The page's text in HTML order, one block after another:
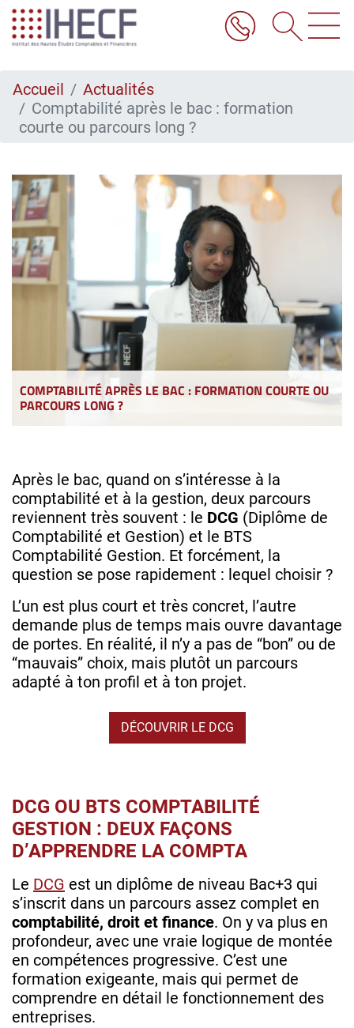
Aller
au
contenu
Accueil
Actualités
Comptabilité après le bac : formation
courte ou parcours long ?
COMPTABILITÉ APRÈS LE BAC : FORMATION COURTE OU
PARCOURS LONG ?
Après le bac, quand on s’intéresse à la
comptabilité et à la gestion, deux parcours
reviennent très souvent : le DCG (Diplôme de
Comptabilité et Gestion) et le BTS
Comptabilité Gestion. Et forcément, la
question se pose rapidement : lequel choisir ?
L’un est plus court et très concret, l’autre
demande plus de temps mais ouvre davantage
de portes. En réalité, il n’y a pas de “bon” ou de
“mauvais” choix, mais plutôt un parcours
adapté à ton profil et à ton projet.
DÉCOUVRIR LE DCG
DCG OU BTS COMPTABILITÉ
GESTION : DEUX FAÇONS
D’APPRENDRE LA COMPTA
Le DCG est un diplôme de niveau Bac+3 qui
s’inscrit dans un parcours assez complet en
comptabilité, droit et finance. On y va plus en
profondeur, avec une vraie logique de montée
en compétences progressive. C’est une
formation exigeante, mais qui permet de
comprendre en détail le fonctionnement des
entreprises.